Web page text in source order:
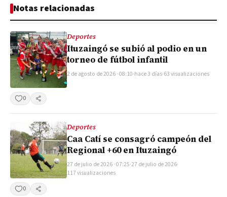
Notas relacionadas
Deportes
Ituzaingó se subió al podio en un
torneo de fútbol infantil
2 de agosto de 2026 · 08:10·hace 3 días·63 visualizaciones
0 Compartir
Deportes
Caa Catí se consagró campeón del
Regional +60 en Ituzaingó
27 de julio de 2026 · 07:25·27 de julio de 2026·
117 visualizaciones
0
Compartir